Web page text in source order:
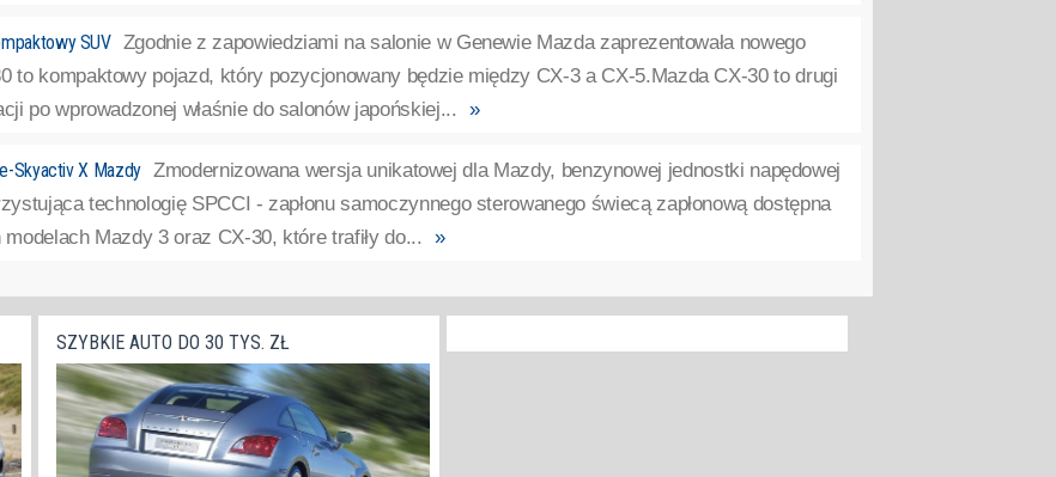
SUV Zgodnie z zapowiedziami na salonie w Genewie Mazda zaprezentowała nowego
to kompaktowy pojazd, który pozycjonowany będzie między CX-3 a CX-5.Mazda CX-30 to drugi
po wprowadzonej właśnie do salonów japońskiej... »
Skyactiv X Mazdy Zmodernizowana wersja unikatowej dla Mazdy, benzynowej jednostki napędowej
technologię SPCCI - zapłonu samoczynnego sterowanego świecą zapłonową dostępna
Mazdy 3 oraz CX-30, które trafiły do... »
SZYBKIE AUTO DO 30 TYS. ZŁ